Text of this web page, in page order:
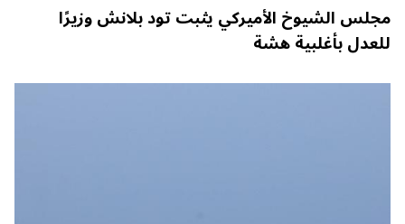
مجلس الشيوخ الأميركي يثبت تود بلانش وزيرًا
للعدل بأغلبية هشة